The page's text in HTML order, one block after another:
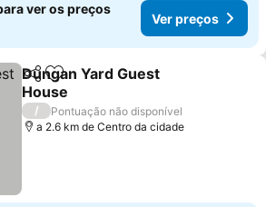
ver os preços
Ver preços
PartilharAdicionar aos favoritos
Dungan Yard Guest
House
/
Pontuação não disponível
a 2.6 km de Centro da cidade